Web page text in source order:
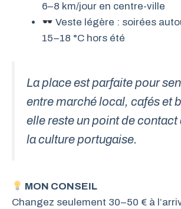
6–8 km/jour en centre-ville
Veste légère : soirées
15–18 °C hors été
La place est parfaite pour
entre marché local, cafés et
elle reste un point de
la culture portugaise.
MON CONSEIL
Changez seulement 30–50 € à